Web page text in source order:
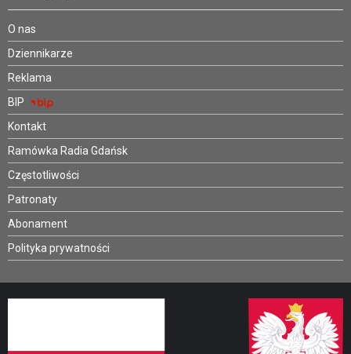
O nas
Dziennikarze
Reklama
BIP
Kontakt
Ramówka Radia Gdańsk
Częstotliwości
Patronaty
Abonament
Polityka prywatności